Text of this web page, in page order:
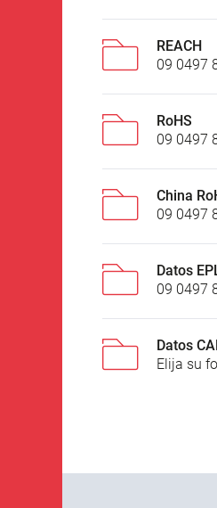
REACH
09 0497
RoHS
09 0497
China
09 0497
Datos
09 0497
Datos
Elija su